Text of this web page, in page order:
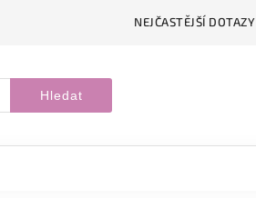
NEJČASTĚJŠÍ DOTAZY
Hledat